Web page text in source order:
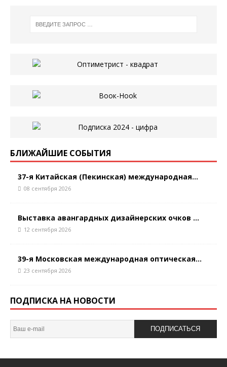
БЛИЖАЙШИЕ СОБЫТИЯ
37-я Китайская (Пекинская) международная...
08 сентября 2026
Выставка авангардных дизайнерских очков ...
12 сентября 2026
39-я Московская международная оптическая...
23 сентября 2026
ПОДПИСКА НА НОВОСТИ
ПОДПИСАТЬСЯ